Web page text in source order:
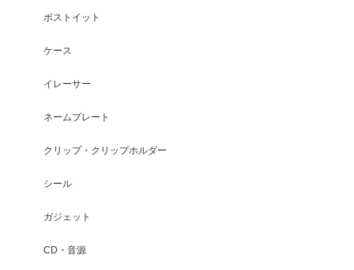
ポストイット
ケース
イレーサー
ネームプレート
クリップ・クリップホルダー
シール
ガジェット
CD・音源